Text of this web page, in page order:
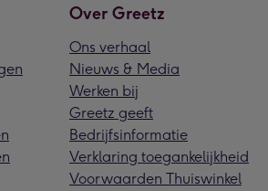
Over Greetz
Ons verhaal
Nieuws & Media
Werken bij
Greetz geeft
Bedrijfsinformatie
Verklaring toegankelijkheid
Voorwaarden Thuiswinkel